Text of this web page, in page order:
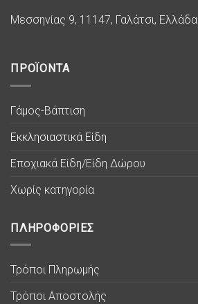
Μεσσηνίας 9, 11147, Γαλάτσι, Ελλάδα
ΠΡΟΪΟΝΤΑ
Γάμος-Βάπτιση
Εκκλησιαστικά Είδη
Εποχιακά Είδη/Είδη Δώρου
Χωρίς κατηγορία
ΠΛΗΡΟΦΟΡΙΕΣ
Τρόποι Πληρωμής
Τρόποι Αποστολής